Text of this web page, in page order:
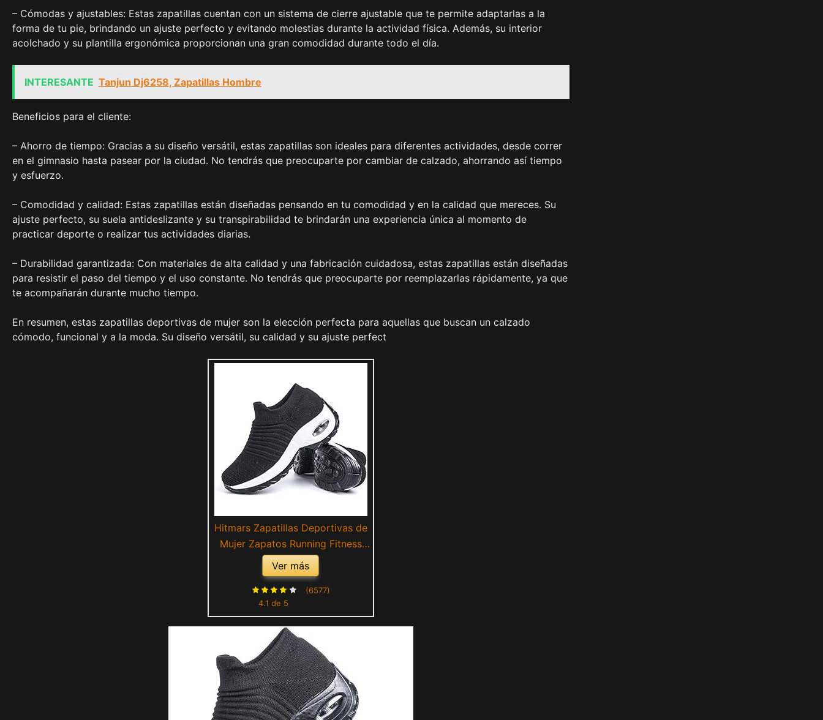
– Cómodas y ajustables: Estas zapatillas cuentan con un sistema de cierre ajustable que te permite adaptarlas a la
forma de tu pie, brindando un ajuste perfecto y evitando molestias durante la actividad física. Además, su interior
acolchado y su plantilla ergonómica proporcionan una gran comodidad durante todo el día.
INTERESANTE Tanjun Dj6258, Zapatillas Hombre
Beneficios para el cliente:
– Ahorro de tiempo: Gracias a su diseño versátil, estas zapatillas son ideales para diferentes actividades, desde correr
en el gimnasio hasta pasear por la ciudad. No tendrás que preocuparte por cambiar de calzado, ahorrando así tiempo
y esfuerzo.
– Comodidad y calidad: Estas zapatillas están diseñadas pensando en tu comodidad y en la calidad que mereces. Su
ajuste perfecto, su suela antideslizante y su transpirabilidad te brindarán una experiencia única al momento de
practicar deporte o realizar tus actividades diarias.
– Durabilidad garantizada: Con materiales de alta calidad y una fabricación cuidadosa, estas zapatillas están diseñadas
para resistir el paso del tiempo y el uso constante. No tendrás que preocuparte por reemplazarlas rápidamente, ya que
te acompañarán durante mucho tiempo.
En resumen, estas zapatillas deportivas de mujer son la elección perfecta para aquellas que buscan un calzado
cómodo, funcional y a la moda. Su diseño versátil, su calidad y su ajuste perfect
Hitmars Zapatillas Deportivas de
Mujer Zapatos Running Fitness
Outdoor Sneaker Casual Mesh
Transpirable Comodas Calzado
Negro Blanco 2 Talla 38
Ver más
4.1 de 5
(6577)